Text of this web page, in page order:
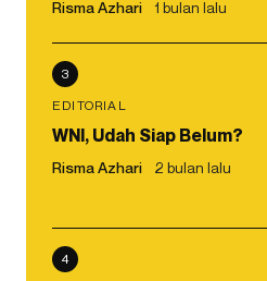
Risma Azhari 1 bulan lalu
3
EDITORIAL
WNI, Udah Siap Belum?
Risma Azhari 2 bulan lalu
4